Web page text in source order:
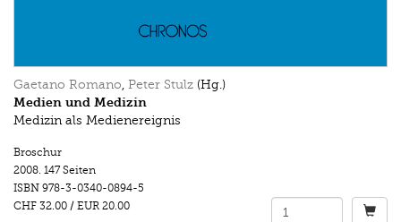
Gaetano Romano, Peter Stulz (Hg.)
Medien und Medizin
Medizin als Medienereignis
Broschur
2008. 147 Seiten
ISBN 978-3-0340-0894-5
CHF 32.00 / EUR 20.00